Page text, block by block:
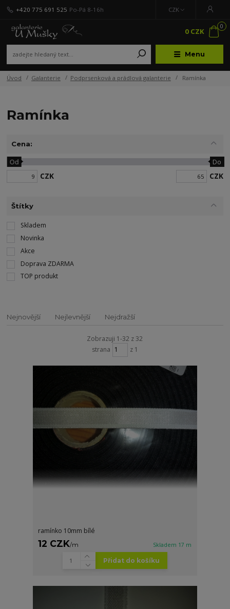
Menu
CZK
+420 775 691 525 Po-Pá 8-16h
0
0 CZK
Úvod Galanterie Podprsenková a prádlová galanterie Ramínka
Ramínka
Cena:
CZK
Od Do
CZK
Štítky
Skladem
Novinka
Akce
Doprava ZDARMA
TOP produkt
Nejnovější Nejlevnější Nejdražší
Zobrazuji 1-32 z 32
strana
z 1
ramínko 10mm bílé
12 CZK/m Skladem 17 m
Přidat do košíku